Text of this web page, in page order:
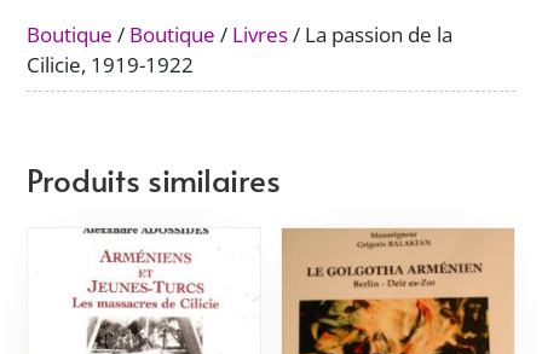
1922
Boutique / Boutique / Livres/ La passion de la
Cilicie, 1919-1922
Produits similaires